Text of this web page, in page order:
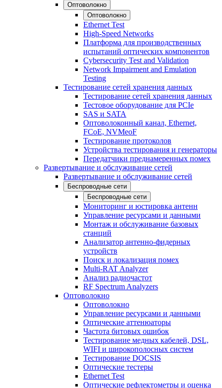
Оптоволокно
Оптоволокно
Ethernet Test
High-Speed Networks
Платформа для производственных
испытаний оптических компонентов
Cybersecurity Test and Validation
Network Impairment and Emulation
Testing
Тестирование сетей хранения данных
Тестирование сетей хранения данных
Тестовое оборудование для PCIe
SAS и SATA
Оптоволоконный канал, Ethernet,
FCoE, NVMeoF
Тестирование протоколов
Устройства тестирования и генераторы
Передатчики преднамеренных помех
Развертывание и обслуживание сетей
Развертывание и обслуживание сетей
Беспроводные сети
Беспроводные сети
Мониторинг и юстировка антенн
Управление ресурсами и данными
Монтаж и обслуживание базовых
станций
Анализатор антенно-фидерных
устройств
Поиск и локализация помех
Multi-RAT Analyzer
Анализ радиочастот
RF Spectrum Analyzers
Оптоволокно
Оптоволокно
Управление ресурсами и данными
Оптические aттенюаторы
Частота битовых ошибок
Тестирование медных кабелей, DSL,
WIFI и широкополосных систем
Тестирование DOCSIS
Оптические тестеры
Ethernet Test
Оптические рефлектометры и оценка